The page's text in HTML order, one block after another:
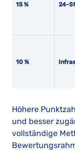
15 % 24-
10 %
Höhere
und besser
vollständige